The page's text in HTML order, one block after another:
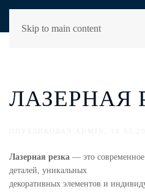
Skip to main content
ЛАЗЕРНАЯ
Лазерная резка — это
деталей, уникальных
декоративных элементов и